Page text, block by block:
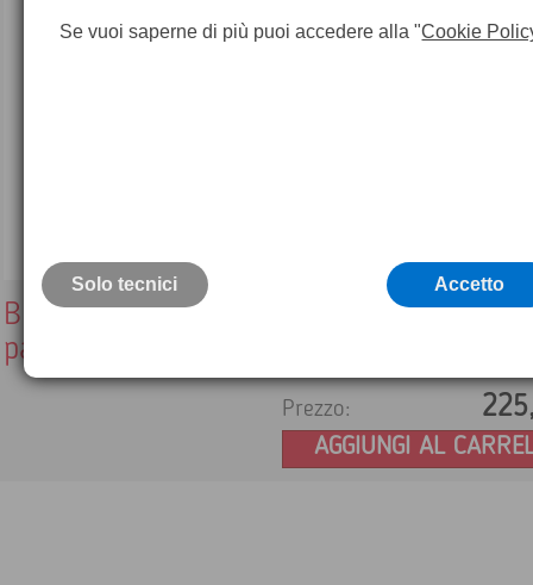
Bipiede sostegno universale easy lock
palina telescopica
Prezzo:
AGGIUNGI AL
Se vuoi saperne di più puoi accedere alla "Cookie
Solo tecnici Accetto